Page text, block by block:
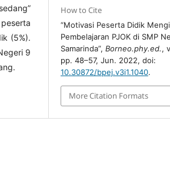
(5%).
9
How to Cite
“Motivasi Peserta Didik
Pembelajaran PJOK di SMP
Samarinda”,Borneo.phy.ed.,
pp. 48–57, Jun. 2022, doi:
10.30872/bpej.v3i1.1040.
More Citation Formats